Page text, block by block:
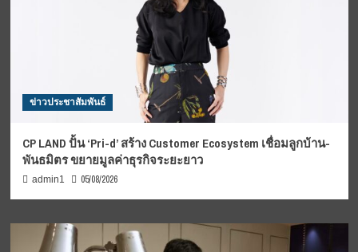
ข่าวประชาสัมพันธ์
CP LAND ปั้น ‘Pri-d’ สร้าง Customer Ecosystem เชื่อมลูกบ้าน-
พันธมิตร ขยายมูลค่าธุรกิจระยะยาว
admin1 05/08/2026